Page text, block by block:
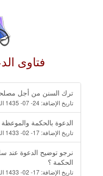
فتاوى
ترك السنن من أجل
تاريخ الإضافة: 24- 07- 1435
الدعوة بالحكمة
تاريخ الإضافة: 17- 02- 1433
نرجو توضيح الدعوة عند
الحكمة ؟
تاريخ الإضافة: 17- 02- 1433